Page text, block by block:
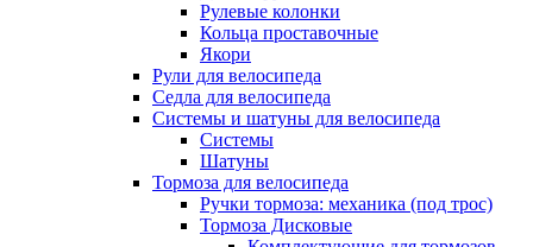
Рулевые колонки
Кольца проставочные
Якори
Рули для велосипеда
Седла для велосипеда
Системы и шатуны для велосипеда
Системы
Шатуны
Тормоза для велосипеда
Ручки тормоза: механика (под трос)
Тормоза Дисковые